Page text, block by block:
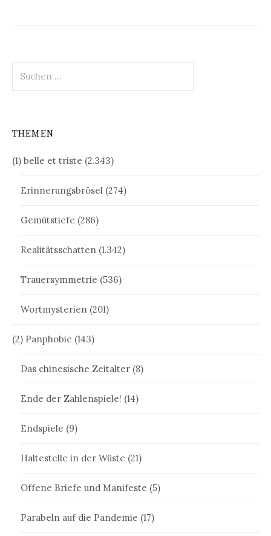
nach:
THEMEN
(1) belle et triste (2.343)
Erinnerungsbrösel (274)
Gemütstiefe (286)
Realitätsschatten (1.342)
Trauersymmetrie (536)
Wortmysterien (201)
(2) Panphobie (143)
Das chinesische Zeitalter (8)
Ende der Zahlenspiele! (14)
Endspiele (9)
Haltestelle in der Wüste (21)
Offene Briefe und Manifeste (5)
Parabeln auf die Pandemie (17)